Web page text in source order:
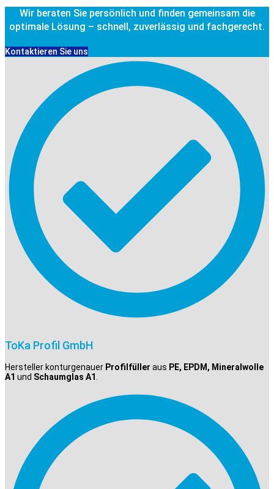
Wir beraten Sie persönlich und finden gemeinsam die
optimale Lösung – schnell, zuverlässig und fachgerecht.
Kontaktieren Sie uns
ToKa Profil GmbH
Hersteller konturgenauer Profilfüller aus PE, EPDM, Mineralwolle
A1 und Schaumglas A1.